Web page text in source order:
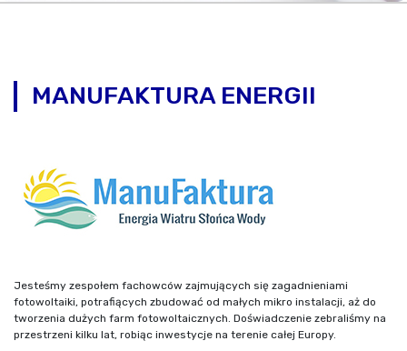
MANUFAKTURA ENERGII
Jesteśmy zespołem fachowców zajmujących się zagadnieniami
fotowoltaiki, potrafiących zbudować od małych mikro instalacji, aż do
tworzenia dużych farm fotowoltaicznych. Doświadczenie zebraliśmy na
przestrzeni kilku lat, robiąc inwestycje na terenie całej Europy.